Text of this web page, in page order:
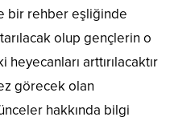
bir rehber eşliğinde
olup gençlerin o
arttırılacaktır
görecek olan
hakkında bilgi